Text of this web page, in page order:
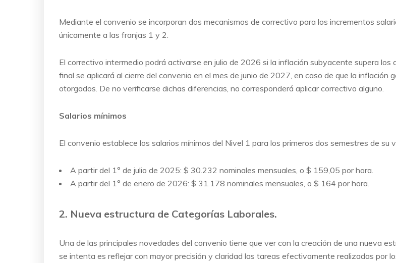
Mediante el convenio se incorporan dos mecanismos de correctivo para los incrementos
únicamente a las franjas 1 y 2.
El correctivo intermedio podrá activarse en julio de 2026 si la inflación subyacente supera
final se aplicará al cierre del convenio en el mes de junio de 2027, en caso de que la
otorgados. De no verificarse dichas diferencias, no corresponderá aplicar correctivo alguno.
Salarios mínimos
El convenio establece los salarios mínimos del Nivel 1 para los primeros dos semestres de su
A partir del 1° de julio de 2025: $ 30.232 nominales mensuales, o $ 159,05 por hora.
A partir del 1° de enero de 2026: $ 31.178 nominales mensuales, o $ 164 por hora.
2. Nueva estructura de Categorías Laborales.
Una de las principales novedades del convenio tiene que ver con la creación de una nueva
se intenta es reflejar con mayor precisión y claridad las tareas efectivamente realizadas por